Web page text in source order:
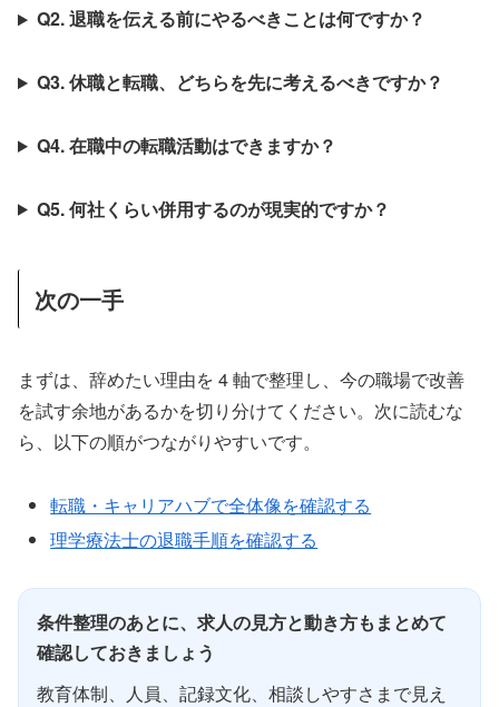
Q2. 退職を伝える前にやるべきことは何ですか？
Q3. 休職と転職、どちらを先に考えるべきですか？
Q4. 在職中の転職活動はできますか？
Q5. 何社くらい併用するのが現実的ですか？
次の一手
まずは、辞めたい理由を 4 軸で整理し、今の職場で改善
を試す余地があるかを切り分けてください。次に読むな
ら、以下の順がつながりやすいです。
転職・キャリアハブで全体像を確認する
理学療法士の退職手順を確認する
条件整理のあとに、求人の見方と動き方もまとめて
確認しておきましょう
教育体制、人員、記録文化、相談しやすさまで見え